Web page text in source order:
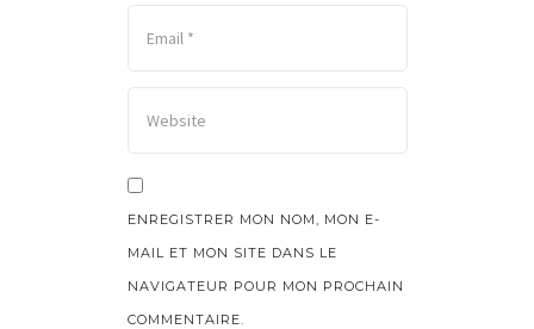
ENREGISTRER MON NOM, MON E-
MAIL ET MON SITE DANS LE
NAVIGATEUR POUR MON PROCHAIN
COMMENTAIRE.